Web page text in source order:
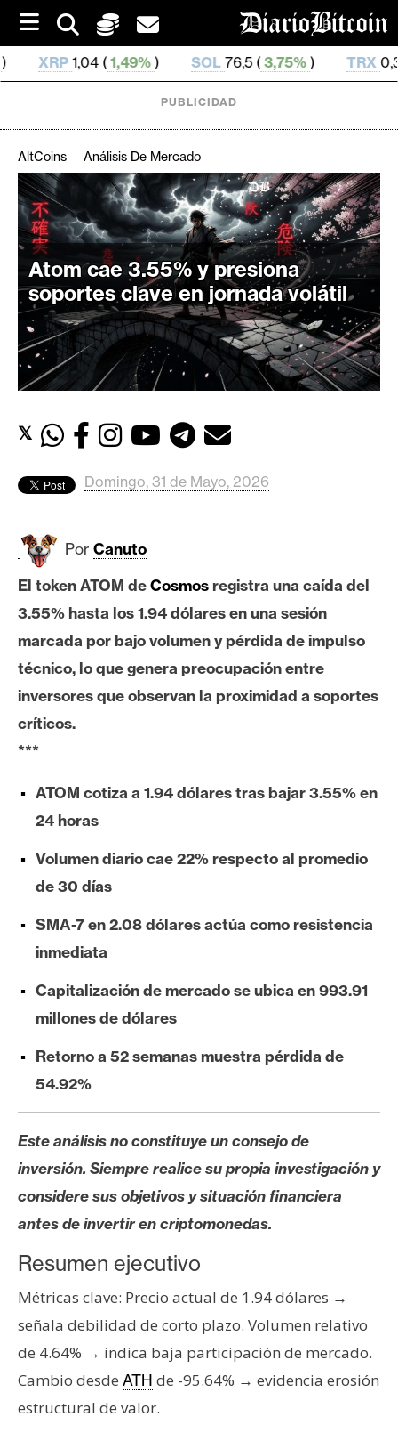
i
p
t
o
) SOL76,5 (3,75%) TRX0,328 524 ( 0,13%)
C
r
i
p
t
o
M
e
r
d
s
B
t
c
o
i
h
e
e
u
I
A
A
á
l
i
s
s
N
o
a
s
d
e
PUBLICIDAD
AltCoins Análisis De Mercado
Atom cae 3.55% y presiona
soportes clave en jornada volátil
𝕏
Domingo, 31 de Mayo, 2026
Por Canuto
El token ATOM deCosmosregistra una caída del
3.55% hasta los 1.94 dólares en una sesión
marcada por bajo volumen y pérdida de impulso
técnico, lo que genera preocupación entre
inversores que observan la proximidad a soportes
críticos.
***
ATOM cotiza a 1.94 dólares tras bajar 3.55% en
24 horas
Volumen diario cae 22% respecto al promedio
de 30 días
SMA-7 en 2.08 dólares actúa como resistencia
inmediata
Capitalización de mercado se ubica en 993.91
millones de dólares
Retorno a 52 semanas muestra pérdida de
54.92%
Este análisis no constituye un consejo de
inversión. Siempre realice su propia investigación y
considere sus objetivos y situación financiera
antes de invertir en criptomonedas.
Resumen ejecutivo
Métricas clave: Precio actual de 1.94 dólares →
señala debilidad de corto plazo. Volumen relativo
de 4.64% → indica baja participación de mercado.
Cambio desde ATH de -95.64% → evidencia erosión
estructural de valor.